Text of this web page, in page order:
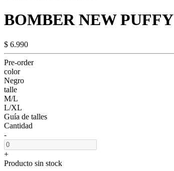
BOMBER NEW PUFFY
$ 6.990
Pre-order
color
Negro
talle
M/L
L/XL
Guía de talles
Cantidad
-
+
Producto sin stock